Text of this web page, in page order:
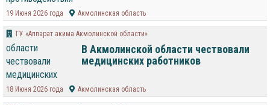
19 Июня 2026 года Акмолинская область
ГУ «Аппарат акима Акмолинской области»
В Акмолинской области чествовали
медицинских работников
18 Июня 2026 года Акмолинская область